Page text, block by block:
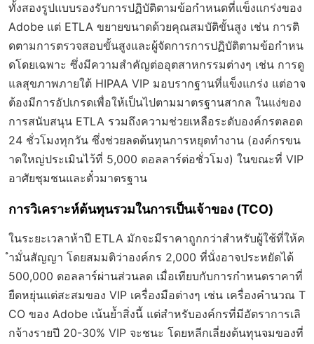
ทั้งสองรูปแบบรองรับการปฏิบัติตามข้อกำหนดที่แข็งแกร่งของ
Adobe แต่ ETLA ขยายขนาดด้วยคุณสมบัติขั้นสูง เช่น การติ
ดตามการตรวจสอบขั้นสูงและผู้จัดการการปฏิบัติตามข้อกำหน
ดโดยเฉพาะ ซึ่งมีความสำคัญต่ออุตสาหกรรมต่างๆ เช่น การดู
แลสุขภาพภายใต้ HIPAA VIP มอบรากฐานที่แข็งแกร่ง แต่อาจ
ต้องมีการอัปเกรดเพื่อให้เป็นไปตามมาตรฐานสากล ในแง่ของ
การสนับสนุน ETLA รวมถึงความช่วยเหลือระดับองค์กรตลอด
24 ชั่วโมงทุกวัน ซึ่งช่วยลดต้นทุนการหยุดทำงาน (องค์กรขน
าดใหญ่ประเมินไว้ที่ 5,000 ดอลลาร์ต่อชั่วโมง) ในขณะที่ VIP
อาศัยชุมชนและตั๋วมาตรฐาน
การวิเคราะห์ต้นทุนรวมในการเป็นเจ้าของ (TCO)
ในระยะเวลาห้าปี ETLA มักจะมีราคาถูกกว่าสำหรับผู้ใช้ที่ให้ค
ำมั่นสัญญา โดยสมมติว่าองค์กร 2,000 ที่นั่งอาจประหยัดได้
500,000 ดอลลาร์ผ่านส่วนลด เมื่อเทียบกับการกำหนดราคาที่
ยืดหยุ่นแต่สะสมของ VIP เครื่องมือต่างๆ เช่น เครื่องคำนวณ T
CO ของ Adobe เน้นย้ำสิ่งนี้ แต่สำหรับองค์กรที่มีอัตราการเลิ
กจ้างรายปี 20-30% VIP จะชนะ โดยหลีกเลี่ยงต้นทุนจมของที่